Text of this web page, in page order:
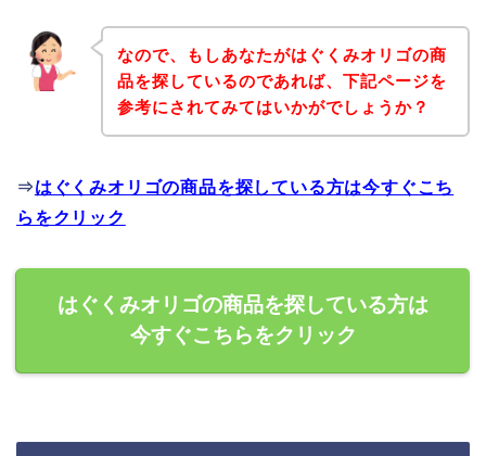
なので、もしあなたがはぐくみオリゴの商
品を探しているのであれば、下記ページを
参考にされてみてはいかがでしょうか？
⇒はぐくみオリゴの商品を探している方は今すぐこち
らをクリック
はぐくみオリゴの商品を探している方は
今すぐこちらをクリック